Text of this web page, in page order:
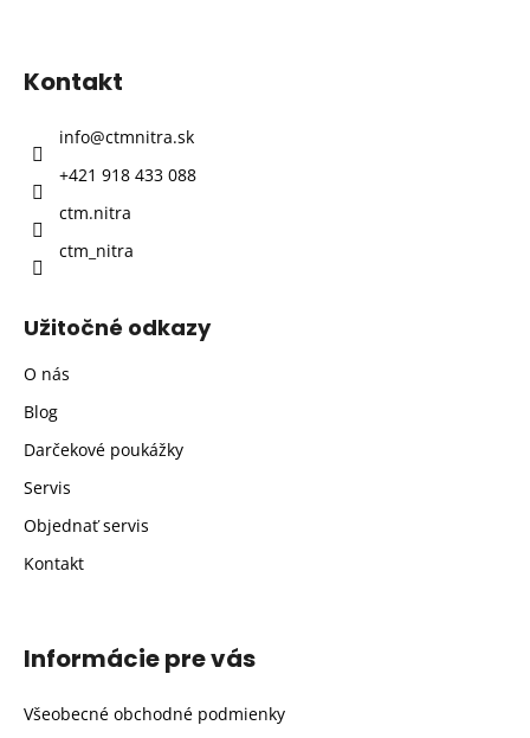
Kontakt
info@ctmnitra.sk
+421 918 433 088
ctm.nitra
ctm_nitra
Užitočné odkazy
O nás
Blog
Darčekové poukážky
Servis
Objednať servis
Kontakt
Informácie pre vás
Všeobecné obchodné podmienky